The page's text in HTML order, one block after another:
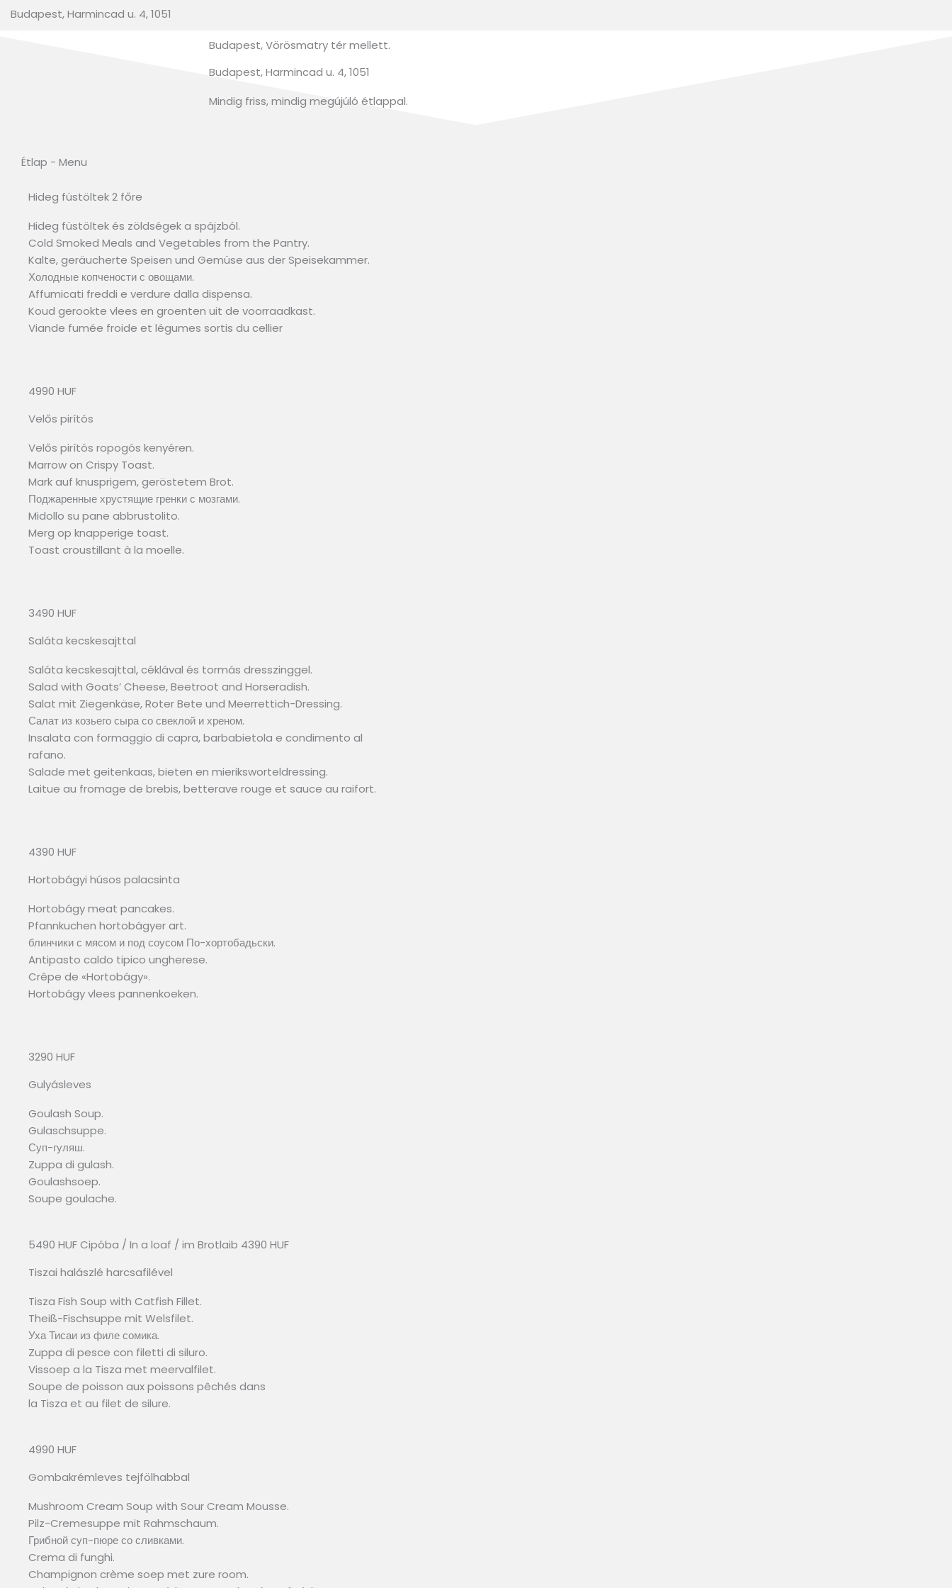
Budapest, Harmincad u. 4, 1051
Budapest, Vörösmatry tér mellett.
Budapest, Harmincad u. 4, 1051
Mindig friss, mindig megújúló étlappal.
Étlap - Menu
Hideg füstöltek 2 főre
Hideg füstöltek és zöldségek a spájzból.
Cold Smoked Meals and Vegetables from the Pantry.
Kalte, geräucherte Speisen und Gemüse aus der Speisekammer.
Холодные копчености с овощами.
Affumicati freddi e verdure dalla dispensa.
Koud gerookte vlees en groenten uit de voorraadkast.
Viande fumée froide et légumes sortis du cellier
4990 HUF
Velős pirítós
Velős pirítós ropogós kenyéren.
Marrow on Crispy Toast.
Mark auf knusprigem, geröstetem Brot.
Поджаренные хрустящие гренки с мозгами.
Midollo su pane abbrustolito.
Merg op knapperige toast.
Toast croustillant à la moelle.
3490 HUF
Saláta kecskesajttal
Saláta kecskesajttal, céklával és tormás dresszinggel.
Salad with Goats’ Cheese, Beetroot and Horseradish.
Salat mit Ziegenkäse, Roter Bete und Meerrettich-Dressing.
Салат из козьего сыра со свеклой и хреном.
Insalata con formaggio di capra, barbabietola e condimento al
rafano.
Salade met geitenkaas, bieten en mieriksworteldressing.
Laitue au fromage de brebis, betterave rouge et sauce au raifort.
4390 HUF
Hortobágyi húsos palacsinta
Hortobágy meat pancakes.
Pfannkuchen hortobágyer art.
блинчики с мясом и под соусом По-хортобадьски.
Antipasto caldo tipico ungherese.
Crêpe de «Hortobágy».
Hortobágy vlees pannenkoeken.
3290 HUF
Gulyásleves
Goulash Soup.
Gulaschsuppe.
Суп-гуляш.
Zuppa di gulash.
Goulashsoep.
Soupe goulache.
5490 HUF Cipóba / In a loaf / im Brotlaib 4390 HUF
Tiszai halászlé harcsafilével
Tisza Fish Soup with Catfish Fillet.
Theiß-Fischsuppe mit Welsfilet.
Уха Тисаи из филе сомика.
Zuppa di pesce con filetti di siluro.
Vissoep a la Tisza met meervalfilet.
Soupe de poisson aux poissons pêchés dans
la Tisza et au filet de silure.
4990 HUF
Gombakrémleves tejfölhabbal
Mushroom Cream Soup with Sour Cream Mousse.
Pilz-Cremesuppe mit Rahmschaum.
Грибной суп-пюре со сливками.
Crema di funghi.
Champignon crème soep met zure room.